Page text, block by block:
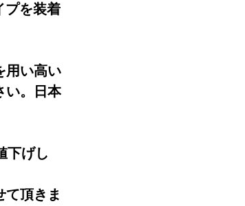
プを装着
用い高い
い。日本
下げし
て頂きま